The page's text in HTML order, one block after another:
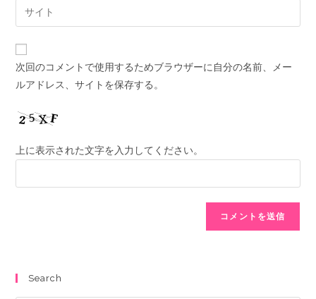
次回のコメントで使用するためブラウザーに自分の名前、メー
ルアドレス、サイトを保存する。
上に表示された文字を入力してください。
Search